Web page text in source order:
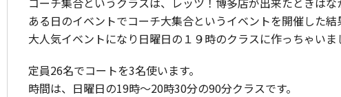
ある日のイベントでコーチ大集合というイベントを開催した結
大人気イベントになり日曜日の１９時のクラスに作っちゃいま
定員26名でコートを3名使います。
時間は、日曜日の19時～20時30分の90分クラスです。